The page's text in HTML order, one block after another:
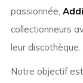
passionnée,
collectionneurs
leur discothèque.
Notre objectif